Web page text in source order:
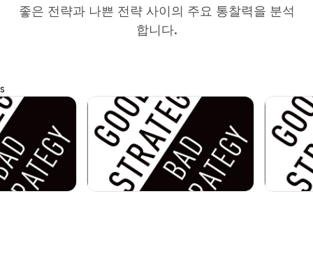
좋은 전략과 나쁜 전략 사이의 주요 통찰력을 분석
합니다.
s